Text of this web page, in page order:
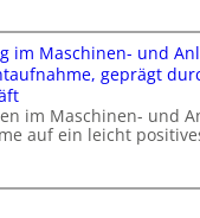
im Maschinen- und
geprägt
im Maschinen- und
auf ein leicht